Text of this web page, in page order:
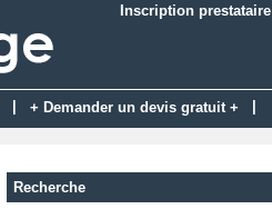
Inscription prestataire
+ Demander un devis gratuit +
Recherche